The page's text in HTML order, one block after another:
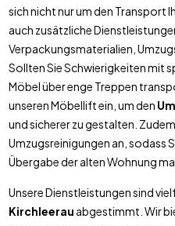
sich nicht nur um den Transport
auch zusätzliche
Verpackungsmaterialien,
Sollten Sie Schwierigkeiten mit
Möbel über enge Treppen
unseren Möbellift ein, um den
und sicherer zu gestalten.
Umzugsreinigungen an, sodass
Übergabe der alten Wohnung
Unsere Dienstleistungen sind
Kirchleerau abgestimmt. Wir